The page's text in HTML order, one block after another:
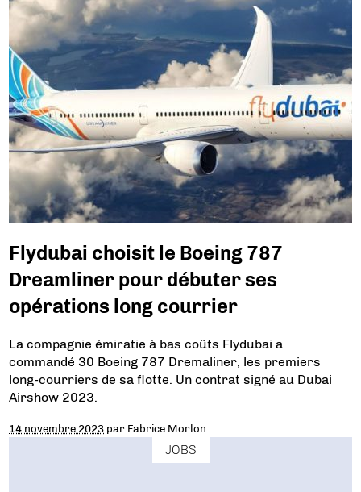
Flydubai choisit le Boeing 787
Dreamliner pour débuter ses
opérations long courrier
La compagnie émiratie à bas coûts Flydubai a
commandé 30 Boeing 787 Dremaliner, les premiers
long-courriers de sa flotte. Un contrat signé au Dubai
Airshow 2023.
14 novembre 2023 par Fabrice Morlon
JOBS